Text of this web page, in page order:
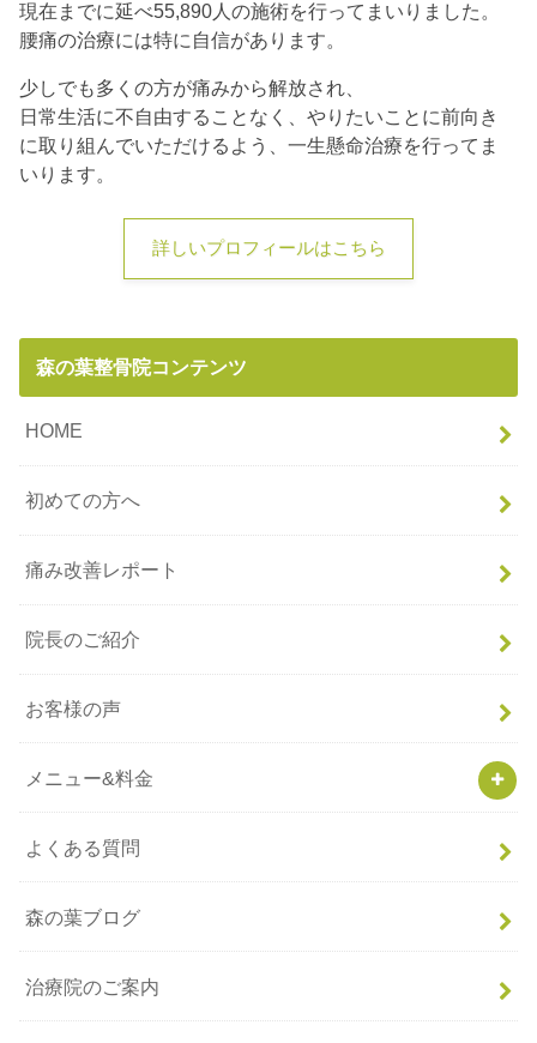
現在までに延べ55,890人の施術を行ってまいりました。
腰痛の治療には特に自信があります。
少しでも多くの方が痛みから解放され、
日常生活に不自由することなく、やりたいことに前向き
に取り組んでいただけるよう、一生懸命治療を行ってま
いります。
詳しいプロフィールはこちら
森の葉整骨院コンテンツ
HOME
初めての方へ
痛み改善レポート
院長のご紹介
お客様の声
メニュー&料金
よくある質問
森の葉ブログ
治療院のご案内